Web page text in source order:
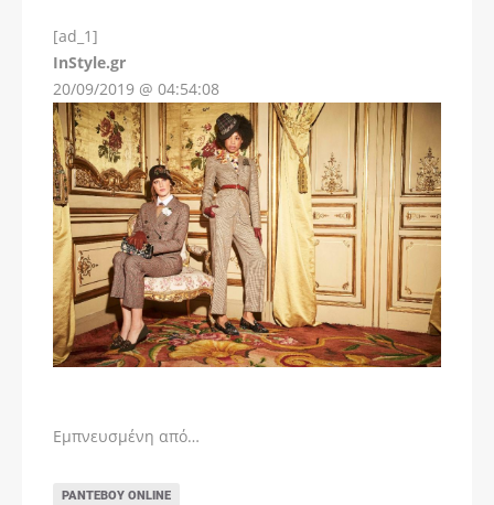
[ad_1]
InStyle.gr
20/09/2019 @ 04:54:08
Εμπνευσμένη από…
ΡΑΝΤΕΒΟΎ ONLINE